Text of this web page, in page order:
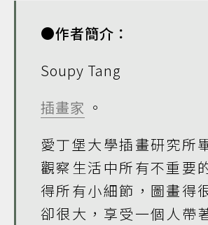
●作者簡介：
Soupy Tang
插畫家 。
愛丁堡大學插畫研究所
觀察生活中所有不重要
得所有小細節，圖畫得
卻很大，享受一個人帶